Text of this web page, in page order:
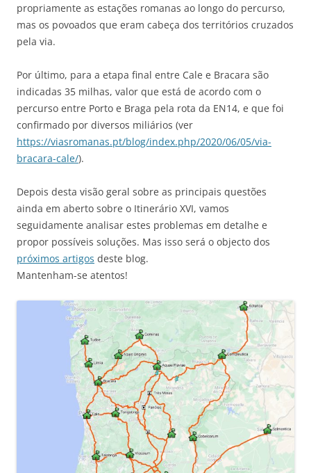
propriamente as estações romanas ao longo do percurso,
mas os povoados que eram cabeça dos territórios cruzados
pela via.
Por último, para a etapa final entre Cale e Bracara são
indicadas 35 milhas, valor que está de acordo com o
percurso entre Porto e Braga pela rota da EN14, e que foi
confirmado por diversos miliários (ver
https://viasromanas.pt/blog/index.php/2020/06/05/via-
bracara-cale/).
Depois desta visão geral sobre as principais questões
ainda em aberto sobre o Itinerário XVI, vamos
seguidamente analisar estes problemas em detalhe e
propor possíveis soluções. Mas isso será o objecto dos
próximos artigos deste blog.
Mantenham-se atentos!